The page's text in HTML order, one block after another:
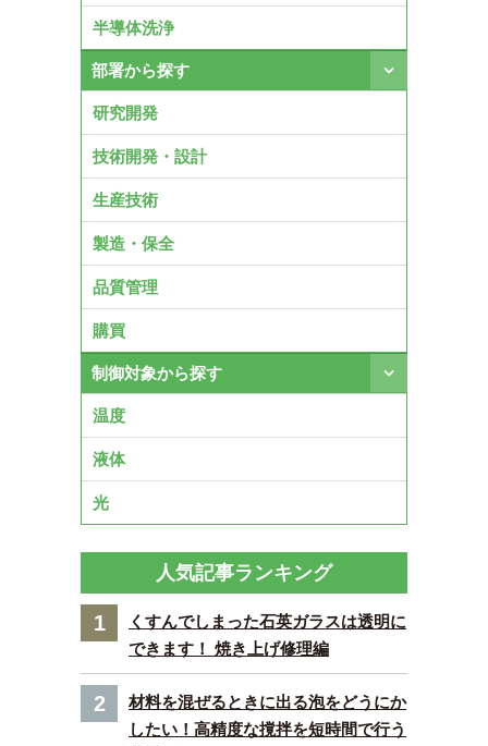
半導体洗浄
部署から探す
研究開発
技術開発・設計
生産技術
製造・保全
品質管理
購買
制御対象から探す
温度
液体
光
人気記事ランキング
1
くすんでしまった石英ガラスは透明に
できます！ 焼き上げ修理編
2
材料を混ぜるときに出る泡をどうにか
したい！高精度な撹拌を短時間で行う